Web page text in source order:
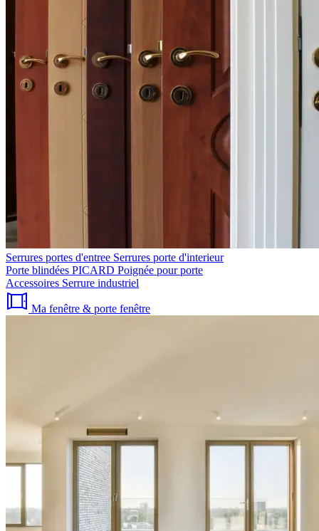
Serrures portes d'entree Serrures porte d'interieur
Porte blindées PICARD Poignée pour porte
Accessoires Serrure industriel
Ma fenêtre & porte fenêtre